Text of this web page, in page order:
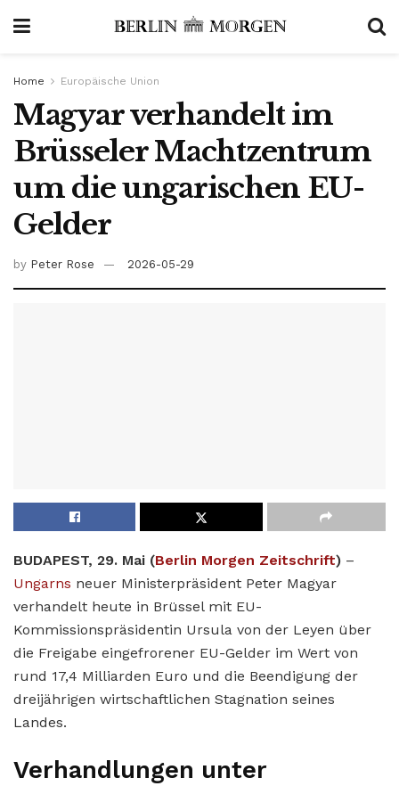
Home Europäische Union
Magyar verhandelt im
Brüsseler Machtzentrum
um die ungarischen EU-
Gelder
by Peter Rose 2026-05-29
BUDAPEST, 29. Mai (Berlin Morgen Zeitschrift) –
Ungarns neuer Ministerpräsident Peter Magyar
verhandelt heute in Brüssel mit EU-
Kommissionspräsidentin Ursula von der Leyen über
die Freigabe eingefrorener EU-Gelder im Wert von
rund 17,4 Milliarden Euro und die Beendigung der
dreijährigen wirtschaftlichen Stagnation seines
Landes.
Verhandlungen unter